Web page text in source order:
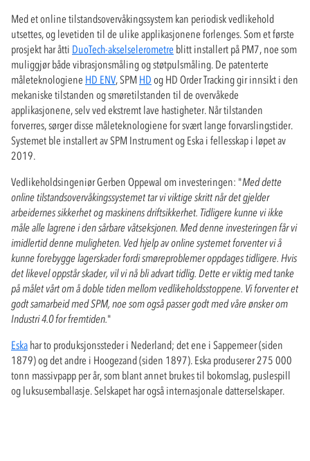
Med et online tilstandsovervåkingssystem kan periodisk vedlikehold
utsettes, og levetiden til de ulike applikasjonene forlenges. Som et første
prosjekt har åtti DuoTech-akselselerometre blitt installert på PM7, noe som
muliggjør både vibrasjonsmåling og støtpulsmåling. De patenterte
måleteknologiene HD ENV, SPM HD og HD Order Tracking gir innsikt i den
mekaniske tilstanden og smøretilstanden til de overvåkede
applikasjonene, selv ved ekstremt lave hastigheter. Når tilstanden
forverres, sørger disse måleteknologiene for svært lange forvarslingstider.
Systemet ble installert av SPM Instrument og Eska i fellesskap i løpet av
2019.
Vedlikeholdsingeniør Gerben Oppewal om investeringen: "Med dette
online tilstandsovervåkingssystemet tar vi viktige skritt når det gjelder
arbeidernes sikkerhet og maskinens driftsikkerhet. Tidligere kunne vi ikke
måle alle lagrene i den sårbare våtseksjonen. Med denne investeringen får vi
imidlertid denne muligheten. Ved hjelp av online systemet forventer vi å
kunne forebygge lagerskader fordi smøreproblemer oppdages tidligere. Hvis
det likevel oppstår skader, vil vi nå bli advart tidlig. Dette er viktig med tanke
på målet vårt om å doble tiden mellom vedlikeholdsstoppene. Vi forventer et
godt samarbeid med SPM, noe som også passer godt med våre ønsker om
Industri 4.0 for fremtiden."
Eska har to produksjonssteder i Nederland; det ene i Sappemeer (siden
1879) og det andre i Hoogezand (siden 1897). Eska produserer 275 000
tonn massivpapp per år, som blant annet brukes til bokomslag, puslespill
og luksusemballasje. Selskapet har også internasjonale datterselskaper.